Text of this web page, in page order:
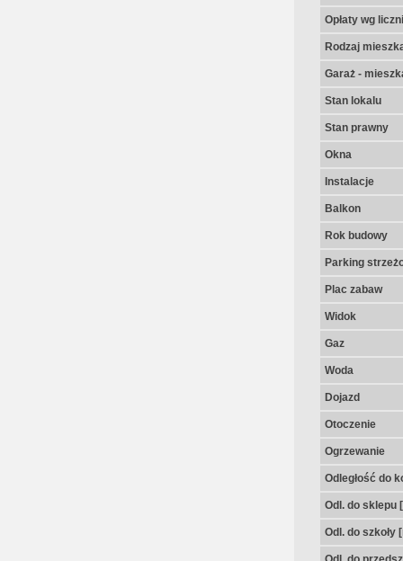
Opłaty wg
Rodzaj
Garaż -
Stan lokalu
Stan prawny
Okna
Instalacje
Balkon
Rok budowy
Parking
Plac zabaw
Widok
Gaz
Woda
Dojazd
Otoczenie
Ogrzewanie
Odległość do
Odl. do sklepu
Odl. do szkoły